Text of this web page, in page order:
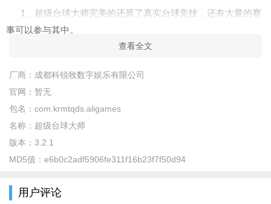
1、超级台球大师完美的还原了真实台球竞技，还有大量的赛
事可以参与其中。
2、台球操作也有许多小技巧，在这里都会有详细的教学，轻
轻松松成为台球高手。
3、游戏中打台球的时候，还会有白色预判线提示，可以更加
清楚看到球的运行轨迹。
查看全文
厂商： 成都科锐牧数字娱乐有限公司
官网： 暂无
包名： com.krmtqds.aligames
名称： 超级台球大师
版本： 3.2.1
MD5值： e6b0c2adf5906fe311f16b23f7f50d94
用户评论